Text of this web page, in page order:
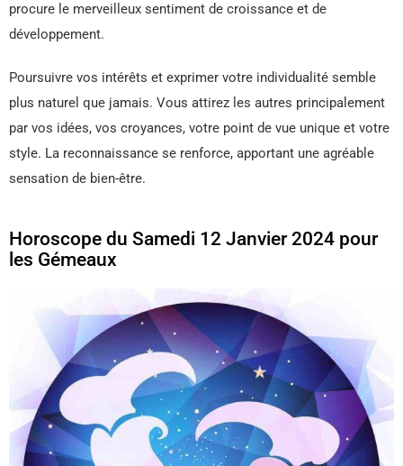
procure le merveilleux sentiment de croissance et de
développement.
Poursuivre vos intérêts et exprimer votre individualité semble
plus naturel que jamais. Vous attirez les autres principalement
par vos idées, vos croyances, votre point de vue unique et votre
style. La reconnaissance se renforce, apportant une agréable
sensation de bien-être.
Horoscope du Samedi 12 Janvier 2024 pour
les Gémeaux